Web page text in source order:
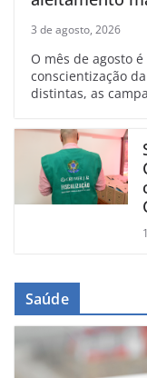
3 de agosto, 2026
O mês de agosto
conscientização
distintas, as
Saúde